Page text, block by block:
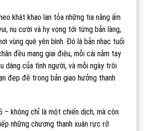
khát khao lan tỏa những tia nắng ấm
nụ cười và hy vọng tới từng bản làng,
vùng quê yên bình. Đó là bản nhạc tuổi
đều mang giai điệu, mỗi cái nắm tay
dàng của tình người, và mỗi ngày trôi
đẹp đẽ trong bản giao hưởng thanh
– không chỉ là một chiến dịch, mà còn
những chương thanh xuân rực rỡ